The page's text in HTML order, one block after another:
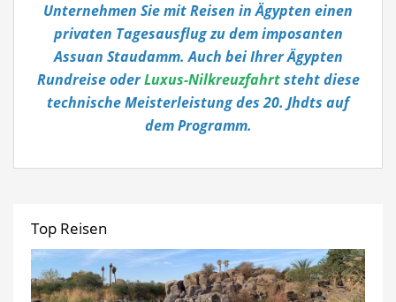
Unternehmen Sie mit Reisen in Ägypten einen
privaten Tagesausflug zu dem imposanten
Assuan Staudamm. Auch bei Ihrer Ägypten
Rundreise oderLuxus-Nilkreuzfahrtsteht diese
technische Meisterleistung des 20. Jhdts auf
dem Programm.
Top Reisen